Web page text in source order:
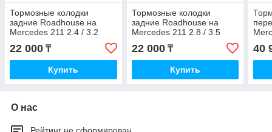
Тормозные колодки
задние Roadhouse на
Mercedes 211 2.4 / 3.2
22 000 ₸
Купить
Тормозные колодки
задние Roadhouse на
Mercedes 211 2.8 / 3.5
22 000₸
Купить
40
О нас